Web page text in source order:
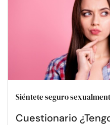
Siéntete seguro
Cuestionario